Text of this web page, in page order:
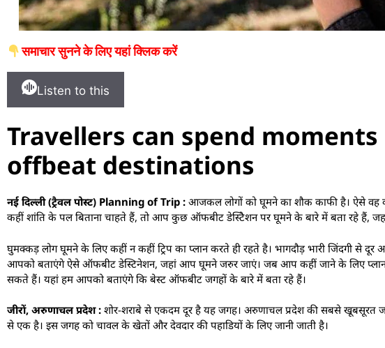
समाचार सुनने के लिए यहां क्लिक करें
Listen to this
Travellers can spend
offbeat destinations
नई दिल्ली (ट्रैवल पोस्ट) Planning of Trip : आजकल लोगों को घूमने का शौक काफी है। ऐसे वह
कहीं शांति के पल बिताना चाहते हैं, तो आप कुछ ऑफबीट डेस्टिेशन पर घूमने के बारे में बता रहे हैं,
घुमक्कड़ लोग घूमने के लिए कहीं न कहीं ट्रिप का प्लान करते ही रहते है। भागदौड़ भारी जिंदगी
आपको बताएंगे ऐसे ऑफबीट डेस्टिनेशन, जहां आप घूमने जरुर जाएं। जब आप कहीं जाने के लिए
सकते हैं। यहां हम आपको बताएंगे कि बेस्ट ऑफबीट जगहों के बारे में बता रहे हैं।
जीरों, अरुणाचल प्रदेश : शोर-शराबे से एकदम दूर है यह जगह। अरुणाचल प्रदेश की सबसे खूबसूरत
से एक है। इस जगह को चावल के खेतों और देवदार की पहाडियों के लिए जानी जाती है।